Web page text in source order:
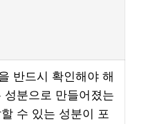
반드시 확인해야 해
성분으로 만들어졌는
수 있는 성분이 포